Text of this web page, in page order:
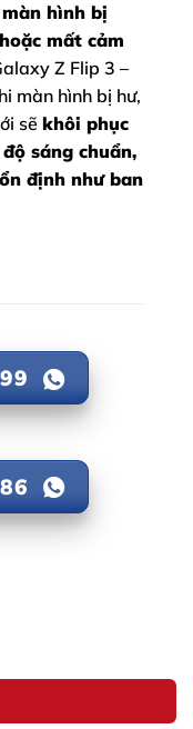
màn hình bị
mất cảm
Z Flip 3 –
màn hình bị hư,
sẽ khôi phục
sáng chuẩn,
định như ban